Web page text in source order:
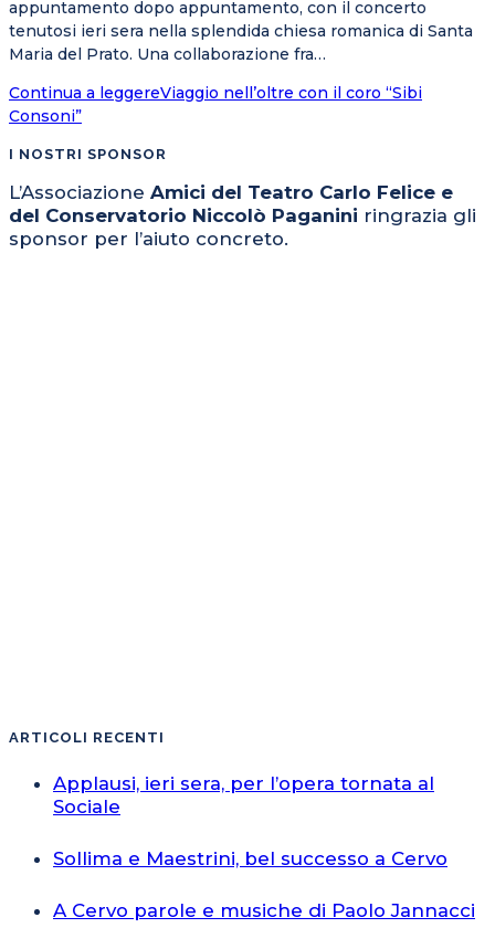
appuntamento dopo appuntamento, con il concerto
tenutosi ieri sera nella splendida chiesa romanica di Santa
Maria del Prato. Una collaborazione fra…
Continua a leggereViaggio nell’oltre con il coro “Sibi
Consoni”
I NOSTRI SPONSOR
L’Associazione Amici del Teatro Carlo Felice e
del Conservatorio Niccolò Paganini ringrazia gli
sponsor per l’aiuto concreto.
ARTICOLI RECENTI
Applausi, ieri sera, per l’opera tornata al
Sociale
Sollima e Maestrini, bel successo a Cervo
A Cervo parole e musiche di Paolo Jannacci